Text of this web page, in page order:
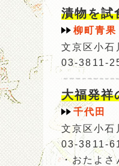
漬物を試
柳町青果
文京区小
03-3811-
大福発祥
千代田
文京区小
03-3811-
・おたよ